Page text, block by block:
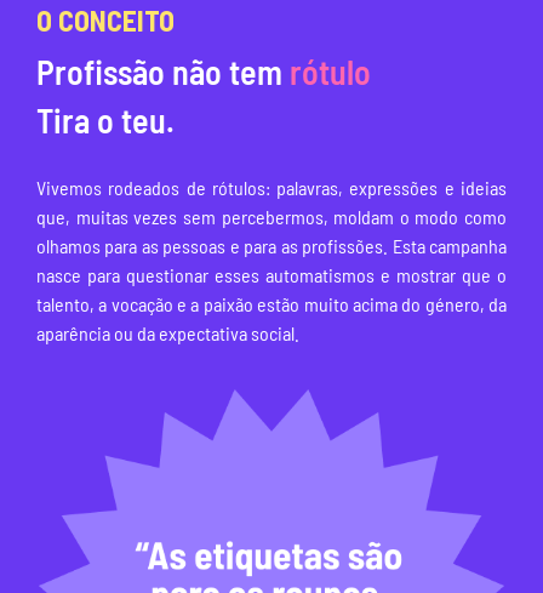
O CONCEITO ​
Profissão não tem rótulo
Tira o teu.
Vivemos rodeados de rótulos: palavras, expressões e ideias
que, muitas vezes sem percebermos, moldam o modo como
olhamos para as pessoas e para as profissões. Esta campanha
nasce para questionar esses automatismos e mostrar que o
talento, a vocação e a paixão estão muito acima do género, da
aparência ou da expectativa social.